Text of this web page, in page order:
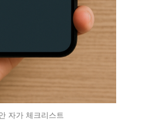
자가 체크리스트